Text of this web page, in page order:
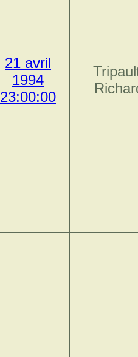
21 avril
1994
23:00:00